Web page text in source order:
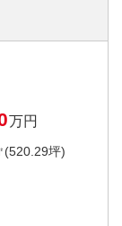
万円
(520.29坪)